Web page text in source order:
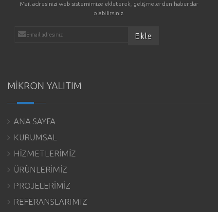
Mail adresinizi web sistemimize ekleterek, gelişmelerden haberdar
olabilirsiniz.
MİKRON YALITIM
ANA SAYFA
KURUMSAL
HİZMETLERİMİZ
ÜRÜNLERİMİZ
PROJELERİMİZ
REFERANSLARIMIZ